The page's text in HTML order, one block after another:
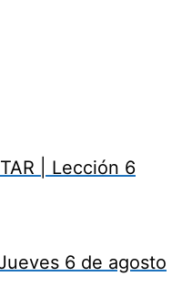
| Lección 6
6 de agosto